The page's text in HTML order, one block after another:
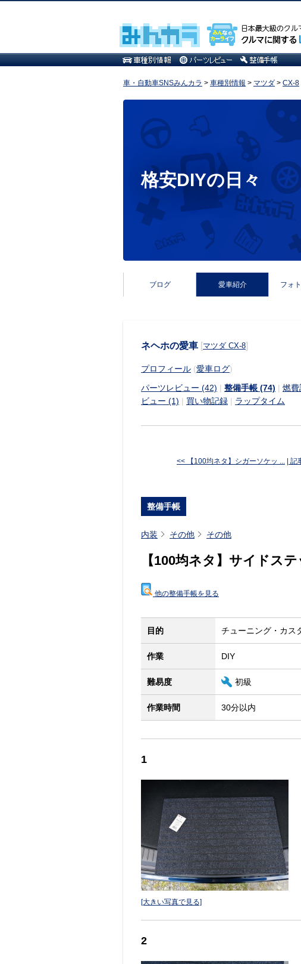
車・自動車SNSみんカラ > 車種別情報 > マツダ > CX-8
格安DIYの日々
ブログ 愛車紹介 フォ
ネヘホの愛車 [マツダ CX-8]
プロフィール (愛車ログ)
パーツレビュー (42) | 整備手帳 (74) | 燃費
ビュー (1) | 買い物記録 | ラップタイム
<< 【100均ネタ】シガーソケッ ... | 記
整備手帳
内装 その他 その他
【100均ネタ】サイドス
他の整備手帳を見る
目的 チューニング・カス
作業 DIY
難易度 初級
作業時間 30分以内
1
[大きい写真で見る]
2